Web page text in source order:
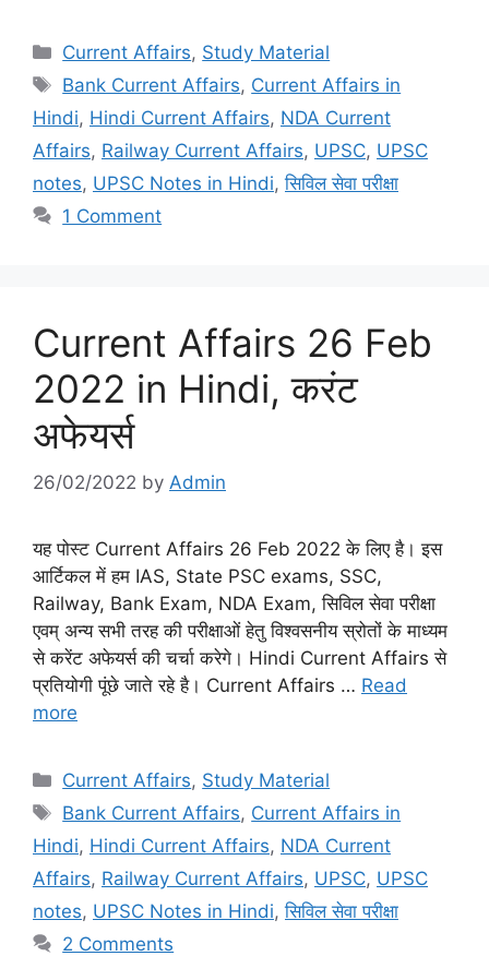
Categories
Current Affairs, Study Material
Tags
Bank Current Affairs, Current Affairs in
Hindi, Hindi Current Affairs, NDA Current
Affairs, Railway Current Affairs, UPSC, UPSC
notes, UPSC Notes in Hindi,सिविल सेवा परीक्षा
1 Comment
Current Affairs 26 Feb
2022 in Hindi, करंट
अफेयर्स
26/02/2022 by Admin
यह पोस्ट Current Affairs 26 Feb 2022 के लिए है। इस
आर्टिकल में हम IAS, State PSC exams, SSC,
Railway, Bank Exam, NDA Exam, सिविल सेवा परीक्षा
एवम् अन्य सभी तरह की परीक्षाओं हेतु विश्वसनीय स्रोतों के माध्यम
से करेंट अफेयर्स की चर्चा करेगे। Hindi Current Affairs से
प्रतियोगी पूंछे जाते रहे है। Current Affairs … Read
more
Categories
Current Affairs, Study Material
Tags
Bank Current Affairs, Current Affairs in
Hindi, Hindi Current Affairs, NDA Current
Affairs, Railway Current Affairs, UPSC, UPSC
notes, UPSC Notes in Hindi,सिविल सेवा परीक्षा
2 Comments